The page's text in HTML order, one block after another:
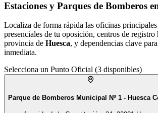
Estaciones y Parques de Bomberos
Localiza de forma rápida las oficinas
presenciales de tuoposición, centros de registro
provincia de
, y dependencias clave
Selecciona un Punto Oficial (3disponibles)
Parque de Bomberos Municipal Nº 1 - Huesca